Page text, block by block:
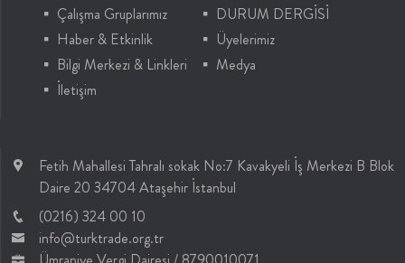
Çalışma Gruplarımız
DURUM DERGİSİ
Haber & Etkinlik
Üyelerimiz
Bilgi Merkezi & Linkleri
Medya
İletişim
Fetih Mahallesi Tahralı sokak No:7 Kavakyeli İş Merkezi B Blok
Daire 20 34704 Ataşehir İstanbul
(0216) 324 00 10
info@turktrade.org.tr